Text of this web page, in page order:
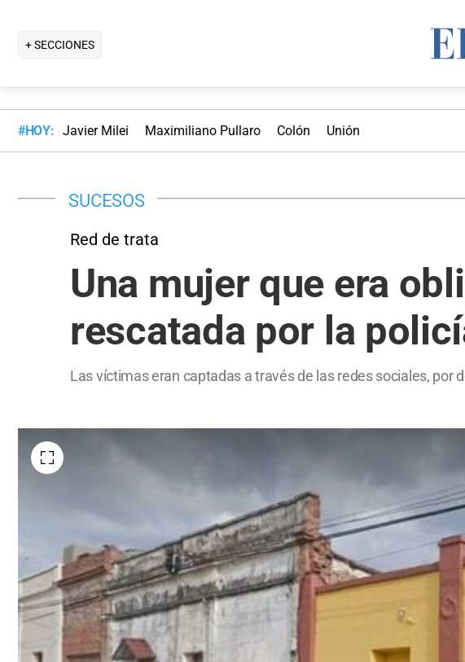
+ SECCIONES
#HOY: Javier Milei Maximiliano Pullaro Colón Unión
SUCESOS
Red de trata
Una mujer que era
rescatada por la
Las víctimas eran captadas a través de las redes sociales,